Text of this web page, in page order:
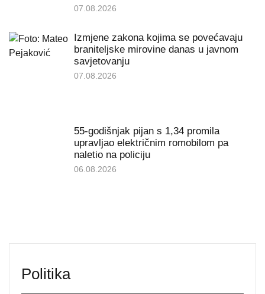
07.08.2026
Izmjene zakona kojima se povećavaju
braniteljske mirovine danas u javnom
savjetovanju
07.08.2026
55-godišnjak pijan s 1,34 promila
upravljao električnim romobilom pa
naletio na policiju
06.08.2026
Politika